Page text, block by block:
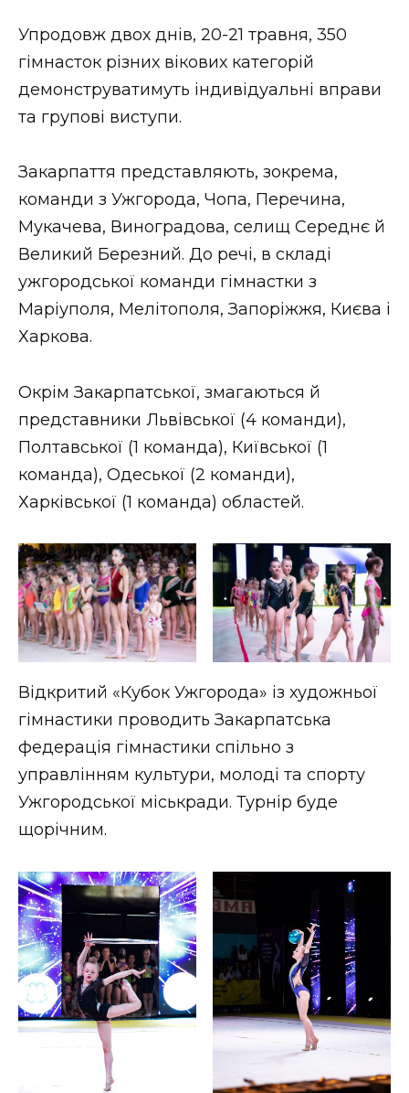
Втрачений Ужгород (відеоверсія)
ЗАКАРПАТСЬКІ НОВИНИ
НОВИНИ ЗАХІДНОЇ УКРАЇНИ
ФОТО
ВІДЕО
Упродовж двох днів, 20-21 травня, 350
гімнасток різних вікових категорій
демонструватимуть індивідуальні вправи
та групові виступи.
Закарпаття представляють, зокрема,
команди з Ужгорода, Чопа, Перечина,
Мукачева, Виноградова, селищ Середнє й
Великий Березний. До речі, в складі
ужгородської команди гімнастки з
Маріуполя, Мелітополя, Запоріжжя, Києва і
Харкова.
Окрім Закарпатської, змагаються й
представники Львівської (4 команди),
Полтавської (1 команда), Київської (1
команда), Одеської (2 команди),
Харківської (1 команда) областей.
Відкритий «Кубок Ужгорода» із художньої
гімнастики проводить Закарпатська
федерація гімнастики спільно з
управлінням культури, молоді та спорту
Ужгородської міськради. Турнір буде
щорічним.